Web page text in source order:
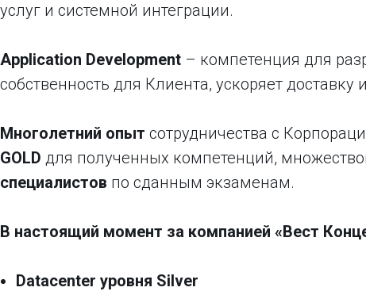
услуг и системной интеграции.
Application Development – компетенция для
собственность для Клиента, ускоряет
Многолетний опыт сотрудничества с
GOLD для полученных компетенций,
специалистов по сданным экзаменам.
В настоящий момент за компанией «Вест
Datacenter уровня Silver